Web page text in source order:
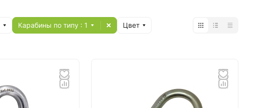
Карабины по типу : 1 Цвет